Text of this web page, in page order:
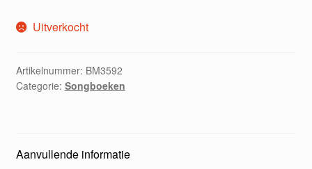
Uitverkocht
Artikelnummer: BM3592
Categorie: Songboeken
Aanvullende informatie